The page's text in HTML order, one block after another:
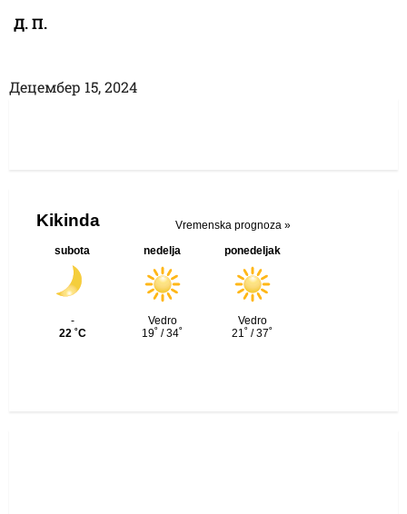
Д. П.
Децембер 15, 2024